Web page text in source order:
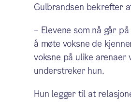
Gulbrandsen bekrefter
– Elevene som nå går
å møte voksne de
voksne på ulike
understreker hun.
Hun legger til at